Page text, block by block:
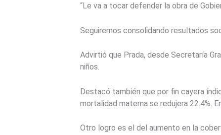
“Le va a tocar defender la obra de
Seguiremos consolidando resultados
Advirtió que Prada, desde Secretaría
niños.
Destacó también que por fin cayera
mortalidad materna se redujera 22.4%.
Otro logro es el del aumento en la